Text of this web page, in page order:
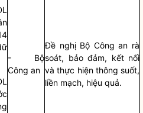
- Bộ
Công an
Đề nghị Bộ Công an rà
soát, bảo đảm, kết nối
và thực hiện thông suốt,
liền mạch, hiệu quả.